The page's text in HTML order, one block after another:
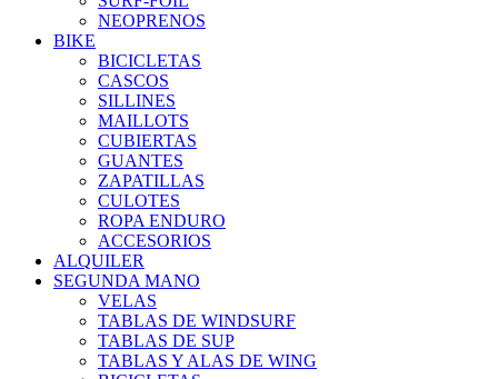
NEOPRENOS
BIKE
BICICLETAS
CASCOS
SILLINES
MAILLOTS
CUBIERTAS
GUANTES
ZAPATILLAS
CULOTES
ROPA ENDURO
ACCESORIOS
ALQUILER
SEGUNDA MANO
VELAS
TABLAS DE WINDSURF
TABLAS DE SUP
TABLAS Y ALAS DE WING